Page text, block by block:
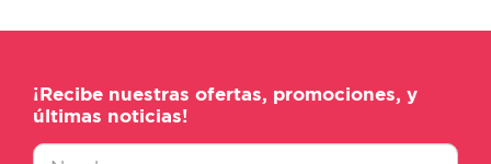
¡Recibe nuestras ofertas, promociones, y
últimas noticias!